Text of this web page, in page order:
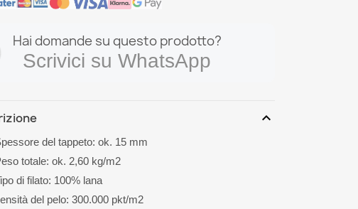
Hai domande su questo prodotto?
Scrivici su WhatsApp
expand_more
del tappeto: ok. 15 mm
totale: ok. 2,60 kg/m2
di filato: 100% lana
del pelo: 300.000 pkt/m2